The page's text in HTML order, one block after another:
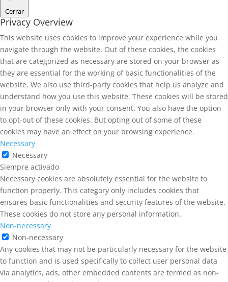
Cerrar
Privacy Overview
This website uses cookies to improve your experience while you
navigate through the website. Out of these cookies, the cookies
that are categorized as necessary are stored on your browser as
they are essential for the working of basic functionalities of the
website. We also use third-party cookies that help us analyze and
understand how you use this website. These cookies will be stored
in your browser only with your consent. You also have the option
to opt-out of these cookies. But opting out of some of these
cookies may have an effect on your browsing experience.
Necessary
Necessary
Siempre activado
Necessary cookies are absolutely essential for the website to
function properly. This category only includes cookies that
ensures basic functionalities and security features of the website.
These cookies do not store any personal information.
Non-necessary
Non-necessary
Any cookies that may not be particularly necessary for the website
to function and is used specifically to collect user personal data
via analytics, ads, other embedded contents are termed as non-